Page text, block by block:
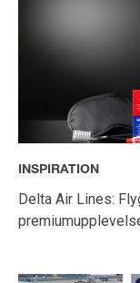
INSPIRATION
Delta Air Lines: